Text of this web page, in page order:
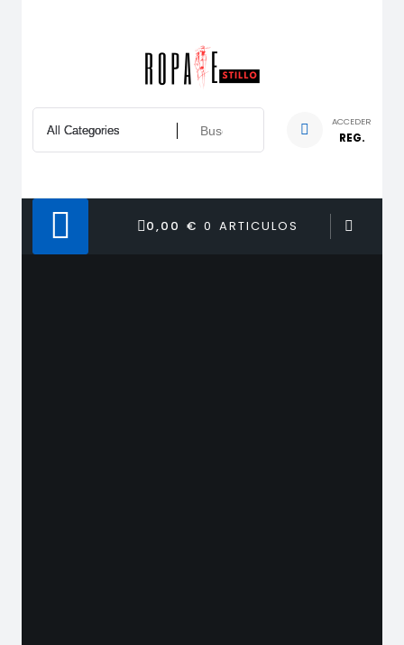
ACCEDER
REG.
0,00 € 0 ARTICULOS